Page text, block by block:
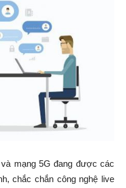
mạng 5G đang được các
chắc chắn công nghệ live